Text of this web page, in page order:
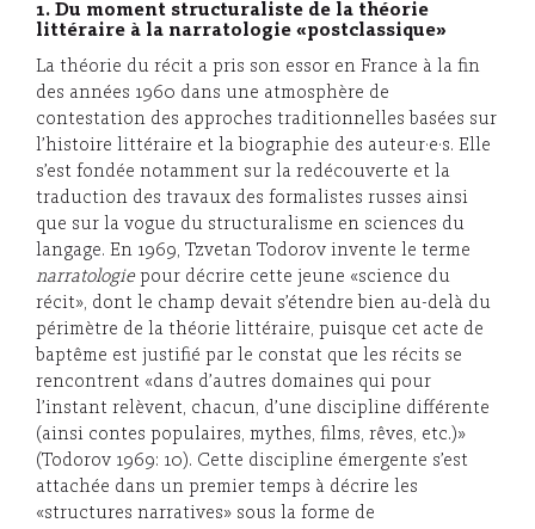
1. Du moment structuraliste de la théorie
littéraire à la narratologie «postclassique»
La théorie du récit a pris son essor en France à la fin
des années 1960 dans une atmosphère de
contestation des approches traditionnelles basées sur
l’histoire littéraire et la biographie des auteur·e·s. Elle
s’est fondée notamment sur la redécouverte et la
traduction des travaux des formalistes russes ainsi
que sur la vogue du structuralisme en sciences du
langage. En 1969, Tzvetan Todorov invente le terme
narratologiepour décrire cette jeune «science du
récit», dont le champ devait s’étendre bien au-delà du
périmètre de la théorie littéraire, puisque cet acte de
baptême est justifié par le constat que les récits se
rencontrent «dans d’autres domaines qui pour
l’instant relèvent, chacun, d’une discipline différente
(ainsi contes populaires, mythes, films, rêves, etc.)»
(Todorov 1969: 10). Cette discipline émergente s’est
attachée dans un premier temps à décrire les
«structures narratives» sous la forme de